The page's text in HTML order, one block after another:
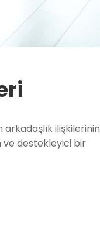
ilişkilerinin
ve destekleyici bir